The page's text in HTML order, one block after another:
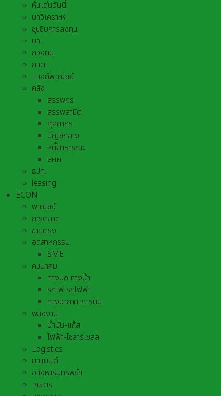
หุ้นเด่นวันนี้
บทวิเคราะห์
ซุบซิบการลงทุน
บล.
กองทุน
กลต.
แบงก์พาณิชย์
คลัง
สรรพกร
สรรพสามิต
ศุลกากร
บัญชีกลาง
หนี้สาธารณะ
สศค.
ธปท.
leasing
ECON
พาณิชย์
การตลาด
ขายตรง
อุตสาหกรรม
SME
คมนาคม
ทางบก-ทางน้ำ
รถไฟ-รถไฟฟ้า
ทางอากาศ-การบิน
พลังงาน
น้ำมัน-แก๊ส
ไฟฟ้า-โซล่าร์เซลล์
Logistics
ยานยนต์
อสังหาริมทรัพย์ฯ
เกษตร